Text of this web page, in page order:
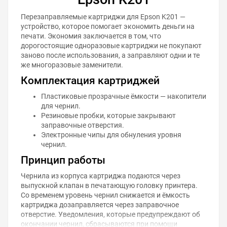
Перезаправляемые картриджи для Epson K201 —
устройство, которое помогает экономить деньги на
печати. Экономия заключается в том, что
дорогостоящие одноразовые картриджи не покупают
заново после использования, а заправляют одни и те
же многоразовые заменители.
Комплектация картриджей
Пластиковые прозрачные ёмкости — накопители
для чернил.
Резиновые пробки, которые закрывают
заправочные отверстия.
Электронные чипы для обнуления уровня
чернил.
Принцип работы
Чернила из корпуса картриджа подаются через
выпускной клапан в печатающую головку принтера.
Со временем уровень чернил снижается и ёмкость
картриджа дозаправляется через заправочное
отверстие. Уведомления, которые предупреждают об
окончании чернил, сбрасываются при помощи